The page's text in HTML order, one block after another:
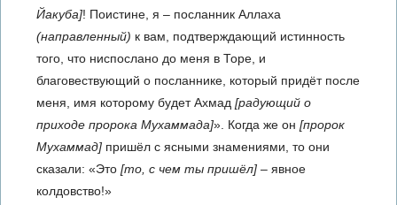
Йакуба]! Поистине, я – посланник Аллаха
(направленный) к вам, подтверждающий истинность
того, что ниспослано до меня в Торе, и
благовествующий о посланнике, который придёт после
меня, имя которому будет Ахмад [радующий о
приходе пророка Мухаммада]». Когда же он [пророк
Мухаммад] пришёл с ясными знамениями, то они
сказали: «Это [то, с чем ты пришёл] – явное
колдовство!»